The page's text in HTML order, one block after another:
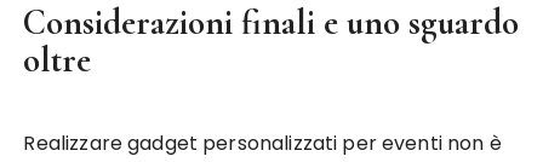
Considerazioni finali e uno sguardo
oltre
Realizzare gadget personalizzati per eventi non è